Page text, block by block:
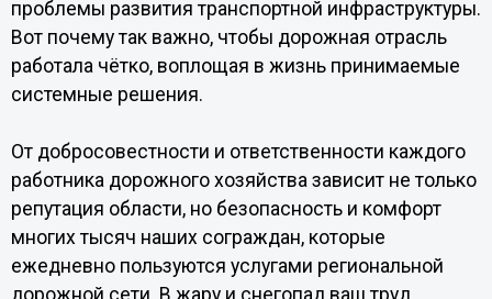
проблемы развития транспортной инфраструктуры.
Вот почему так важно, чтобы дорожная отрасль
работала чётко, воплощая в жизнь принимаемые
системные решения.
От добросовестности и ответственности каждого
работника дорожного хозяйства зависит не только
репутация области, но безопасность и комфорт
многих тысяч наших сограждан, которые
ежедневно пользуются услугами региональной
дорожной сети. В жару и снегопад ваш труд